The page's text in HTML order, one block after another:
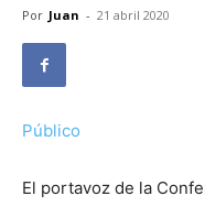
Por Juan - 21 abril 2020
Público
El portavoz de la